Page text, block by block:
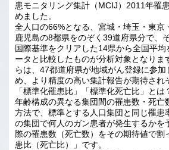
患モニタリング集計（MCIJ）2011年罹
めました。
全人口の66%となる、宮城・埼玉・東京
鹿児島の8都県をのぞく39道府県分で、
国際基準をクリアした14県から全国平
ータと比較したものが分析対象となりま
らは、47都道府県が地域がん登録に参
め、より精度の高い集計報告が期待され
「標準化罹患比」「標準化死亡比」とは
年齢構成の異なる集団間の罹患数・死亡
方法で、標準とする人口集団と同じ罹患
の集団で何人のガン患者が発生するかを
際の罹患数（死亡数）をその期待値で割
患比（死亡比）」です。